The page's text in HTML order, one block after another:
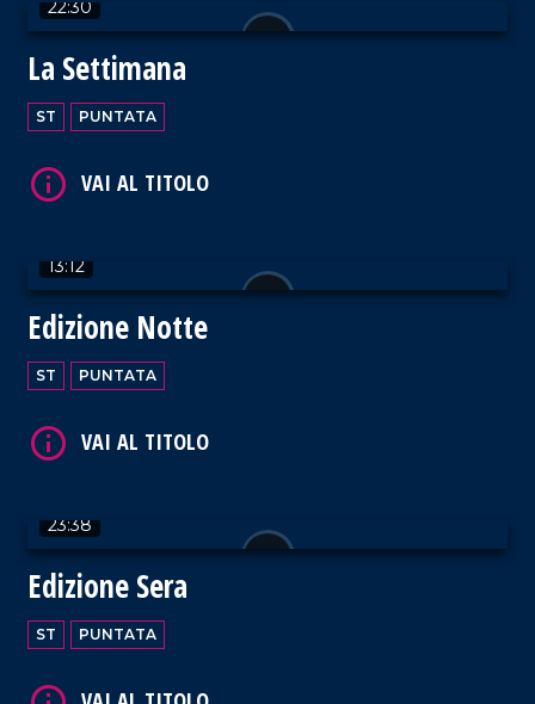
22:30
La Settimana
ST PUNTATA
13:12
Edizione Notte
ST PUNTATA
23:38
Edizione Sera
ST PUNTATA
VAI AL TITOLO
VAI AL TITOLO
VAI AL TITOLO